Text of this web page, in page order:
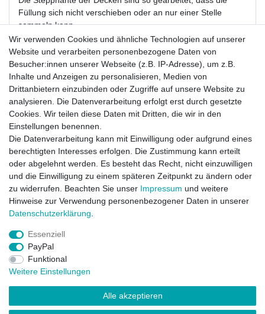
Füllung sich nicht verschieben oder an nur einer Stelle
sammeln kann.
Jede Decke schmiegt sich individuell an den Körperan
und sorgt so für einangenehmes Schlafgefühl.
Die Bettwaren aus unserem Sortiment werden in
Deutschland produziert und für jeden Kunden extra
Material: Bezug: 100 % Baumwoll-Perkal aus kontrolliert,
biologischem Anbau
Füllung: 100 % Lyocell/Tencel(natürlicher Rohstoff,
Zellulosefaser)
Steppung: Körperform-Steppung
Maße: 200x200 cm , Übergröße XL , Doppelbett
Gewicht: ca.1600 Gramm
Alle Bettdecken und Kopfkissen in unserem Sortiment
Vertrag widerrufen Widerrufs­recht
Daten­schutz­erklärung
AGB Kontakt
Wir verwenden Cookies und ähnliche Technologien auf unserer
Website und verarbeiten personenbezogene Daten von
Besucher:innen unserer Webseite (z.B. IP-Adresse), um z.B.
Inhalte und Anzeigen zu personalisieren, Medien von
Drittanbietern einzubinden oder Zugriffe auf unsere Website zu
analysieren. Die Datenverarbeitung erfolgt erst durch gesetzte
Cookies. Wir teilen diese Daten mit Dritten, die wir in den
Einstellungen benennen.
Die Datenverarbeitung kann mit Einwilligung oder aufgrund eines
berechtigten Interesses erfolgen. Die Zustimmung kann erteilt
oder abgelehnt werden. Es besteht das Recht, nicht einzuwilligen
und die Einwilligung zu einem späteren Zeitpunkt zu ändern oder
zu widerrufen. Beachten Sie unser Impressum und weitere
Hinweise zur Verwendung personenbezogener Daten in unserer
Daten­schutz­erklärung
Essenziell
PayPal
Funktional
Weitere Einstellungen
Alle akzeptieren